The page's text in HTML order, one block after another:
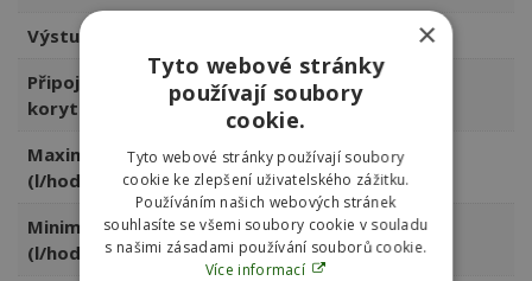
Výstup nečistot
DN110, DN75
Připojení proplach.
koryta
DN110
Maximální průtok
(l/hod)
20000
Minimální průtok
(l/hod)
10000
×
Tyto webové stránky
používají soubory
cookie.
Tyto webové stránky používají soubory
cookie ke zlepšení uživatelského zážitku.
Používáním našich webových stránek
souhlasíte se všemi soubory cookie v souladu
s našimi zásadami používání souborů cookie.
Více informací